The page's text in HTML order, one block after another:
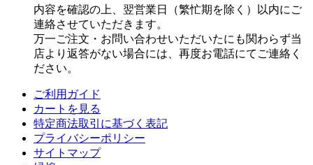
内容を確認の上、翌営業日（繁忙期を除く）以内にご
連絡させていただきます。
万一ご注文・お問い合わせいただいたにも関わらず当
店より返答がない場合には、再度お電話にてご連絡く
ださい。
ご利用ガイド
カートを見る
特定商法取引に基づく表記
プライバシーポリシー
サイトマップ